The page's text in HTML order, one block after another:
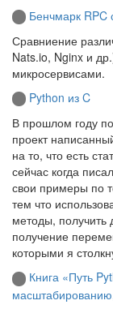
Бенчмарк RPC
Сравниение
Nats.io, Nginx и
микросервисами.
Python из C
В прошлом году
проект
на то, что есть
сейчас когда
свои примеры по
тем что
методы,
получение
которыми я
Книга «Путь